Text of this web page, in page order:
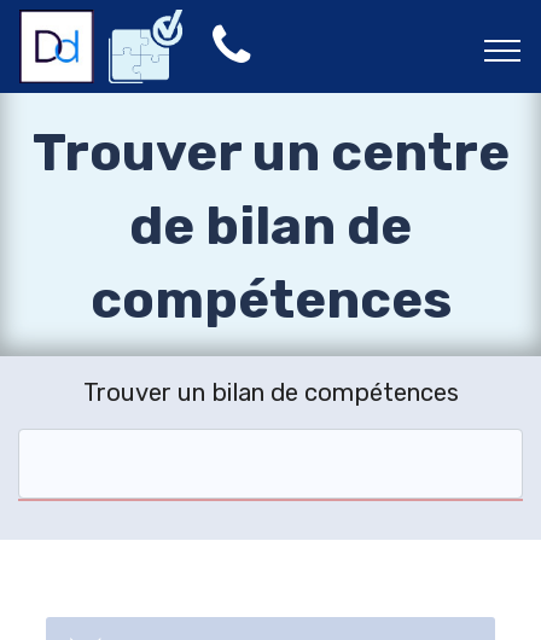
Trouver un centre
de bilan de
compétences
Trouver un bilan de compétences